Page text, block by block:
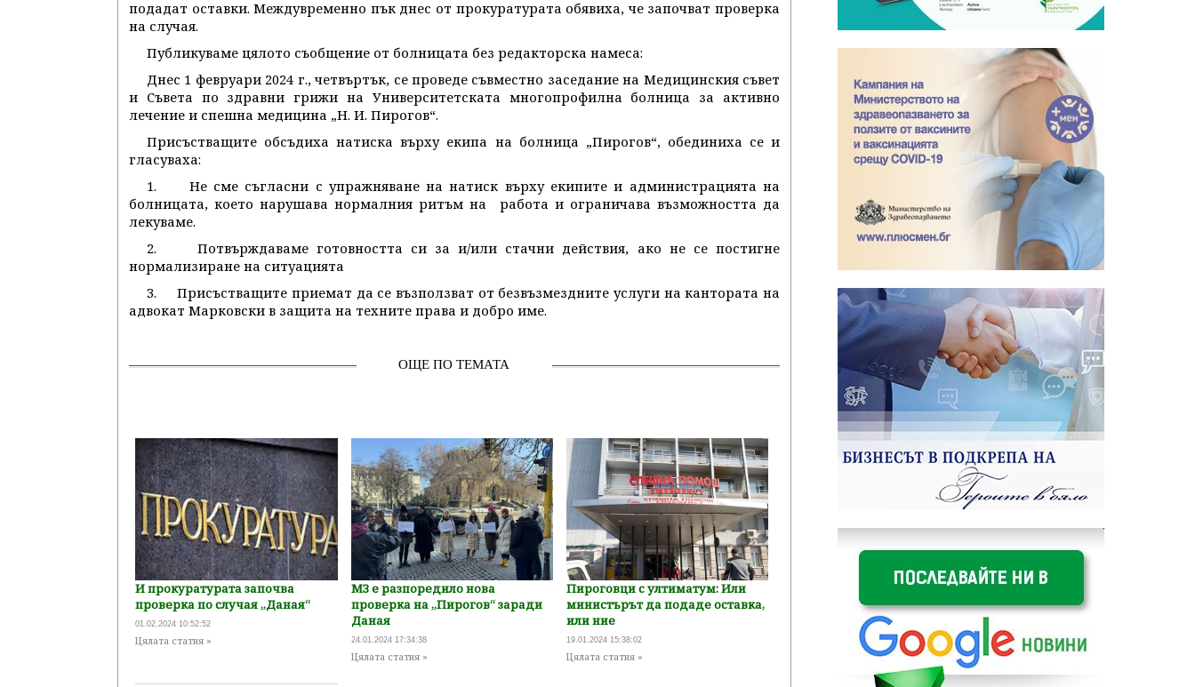
подадат оставки. Междувременно пък днес от прокуратурата обявиха, че започват проверка
на случая.
Публикуваме цялото съобщение от болницата без редакторска намеса:
Днес 1 февруари 2024 г., четвъртък, се проведе съвместно заседание на Медицинския съвет
и Съвета по здравни грижи на Университетската многопрофилна болница за активно
лечение и спешна медицина „Н. И. Пирогов“.
Присъстващите обсъдиха натиска върху екипа на болница „Пирогов“, обединиха се и
гласуваха:
1. Не сме съгласни с упражняване на натиск върху екипите и администрацията на
болницата, което нарушава нормалния ритъм на работа и ограничава възможността да
лекуваме.
2. Потвърждаваме готовността си за и/или стачни действия, ако не се постигне
нормализиране на ситуацията
3. Присъстващите приемат да се възползват от безвъзмездните услуги на кантората на
адвокат Марковски в защита на техните права и добро име.
ОЩЕ ПО ТЕМАТА
И прокуратурата започва
проверка по случая „Даная“
01.02.2024 10:52:52
Цялата статия »
МЗ е разпоредило нова
проверка на „Пирогов“ заради
Даная
24.01.2024 17:34:38
Цялата статия »
Пироговци с ултиматум: Или
министърът да подаде оставка,
или ние
19.01.2024 15:38:02
Цялата статия »